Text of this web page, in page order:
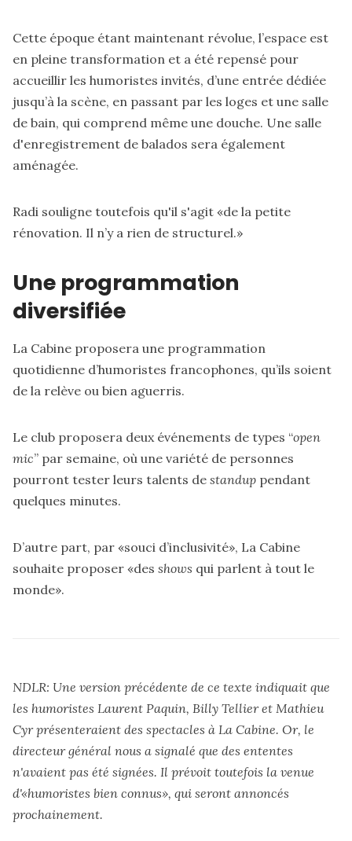
Cette époque étant maintenant révolue, l’espace est
en pleine transformation et a été repensé pour
accueillir les humoristes invités, d’une entrée dédiée
jusqu’à la scène, en passant par les loges et une salle
de bain, qui comprend même une douche. Une salle
d'enregistrement de balados sera également
aménagée.
Radi souligne toutefois qu'il s'agit «de la petite
rénovation. Il n’y a rien de structurel.»
Une programmation
diversifiée
La Cabine proposera une programmation
quotidienne d’humoristes francophones, qu’ils soient
de la relève ou bien aguerris.
Le club proposera deux événements de types “open
mic” par semaine, où une variété de personnes
pourront tester leurs talents de standup pendant
quelques minutes.
D’autre part, par «souci d’inclusivité», La Cabine
souhaite proposer «des shows qui parlent à tout le
monde».
NDLR: Une version précédente de ce texte indiquait que
les humoristes Laurent Paquin, Billy Tellier et Mathieu
Cyr présenteraient des spectacles à La Cabine. Or, le
directeur général nous a signalé que des ententes
n'avaient pas été signées. Il prévoit toutefois la venue
d'«humoristes bien connus», qui seront annoncés
prochainement.